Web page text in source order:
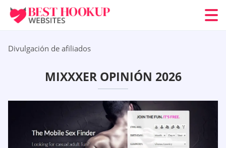
Divulgación de afiliados
MIXXXER OPINIÓN 2026